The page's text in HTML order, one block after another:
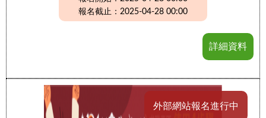
報名截止：2025-04-28 00:00
詳細資料
外部網站報名進行中